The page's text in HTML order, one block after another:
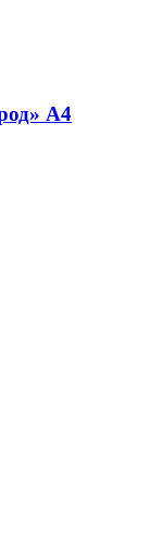
А4